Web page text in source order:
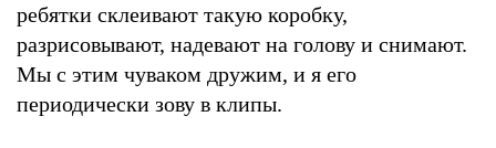
ребятки склеивают такую коробку,
разрисовывают, надевают на голову и снимают.
Мы с этим чуваком дружим, и я его
периодически зову в клипы.